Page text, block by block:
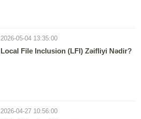
2026-05-04 13:35:00
Local File Inclusion (LFI) Zəifliyi Nədir?
2026-04-27 10:56:00